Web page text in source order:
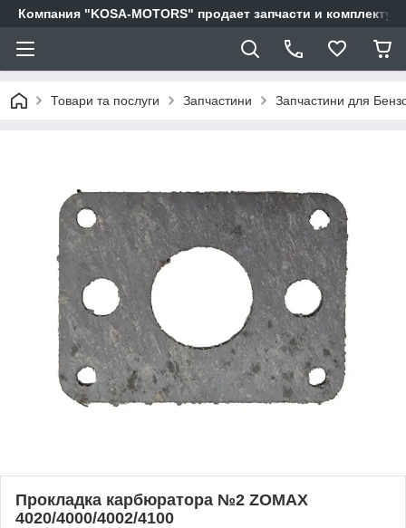
Компания "KOSA-MOTORS" продает запчасти и
Товари та послуги Запчастини Запчастини для
Прокладка карбюратора №2 ZOMAX
4020/4000/4002/4100